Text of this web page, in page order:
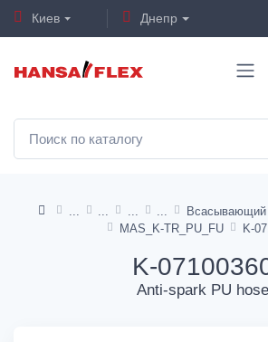
Киев Днепр
MAS_K-TR_PU_FU
K-
K-
Anti-spark PU hose